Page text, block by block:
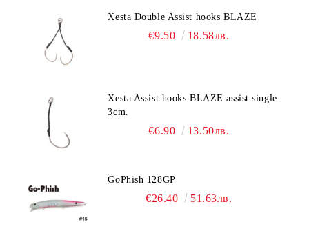
Xesta Double Assist hooks BLAZE
€9.50 18.58лв.
Xesta Assist hooks BLAZE assist single
3cm.
€6.90 13.50лв.
GoPhish 128GP
€26.40 51.63лв.